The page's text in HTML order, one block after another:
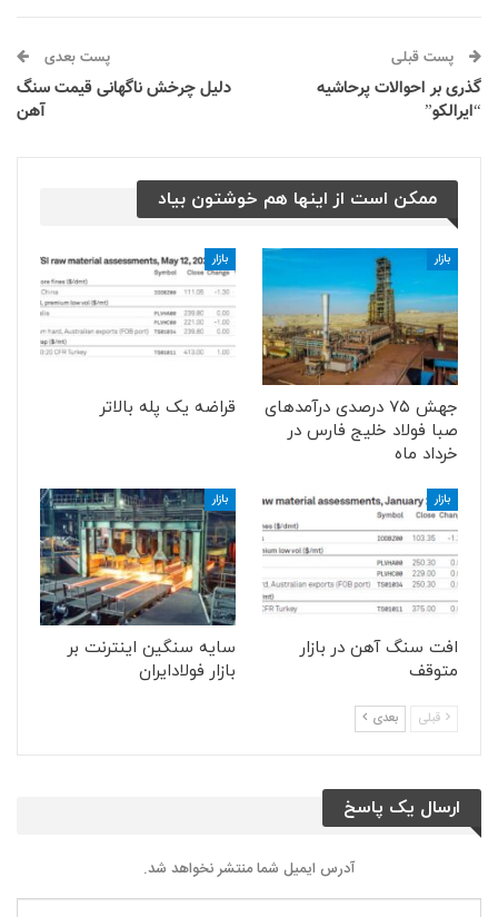
پست قبلی
گذری بر احوالات پرحاشیه
“ایرالکو”
پست بعدی
دلیل چرخش ناگهانی قیمت سنگ
آهن
ممکن است از اینها هم خوشتون بیاد
بازار
جهش ۷۵ درصدی درآمدهای
صبا فولاد خلیج فارس در
خرداد ماه
بازار
قراضه یک پله بالاتر
بازار
افت سنگ آهن در بازار
متوقف
بازار
سایه سنگین اینترنت بر
بازار فولادایران
قبلی بعدی
ارسال یک پاسخ
آدرس ایمیل شما منتشر نخواهد شد.